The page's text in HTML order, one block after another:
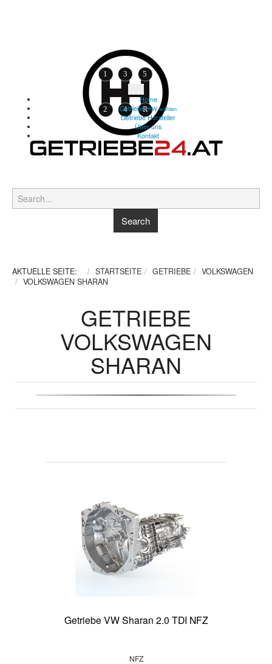
Home
GetriebePKW wählen
Getriebe Hersteller
Über uns
Kontakt
AKTUELLE SEITE: STARTSEITE GETRIEBE
VOLKSWAGEN
VOLKSWAGEN SHARAN
GETRIEBE
VOLKSWAGEN
SHARAN
Getriebe VW Sharan 2.0 TDI NFZ
NFZ